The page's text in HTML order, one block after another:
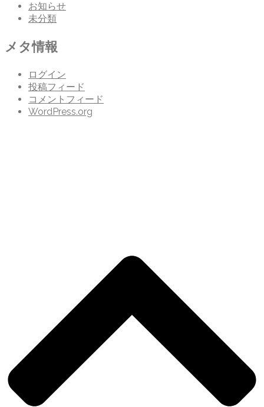
お知らせ
未分類
メタ情報
ログイン
投稿フィード
コメントフィード
WordPress.org